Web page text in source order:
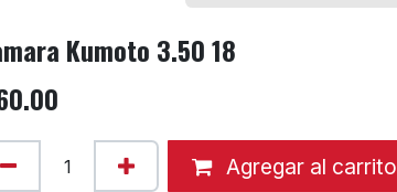
Kumoto 3.50 18
Agregar al carrito